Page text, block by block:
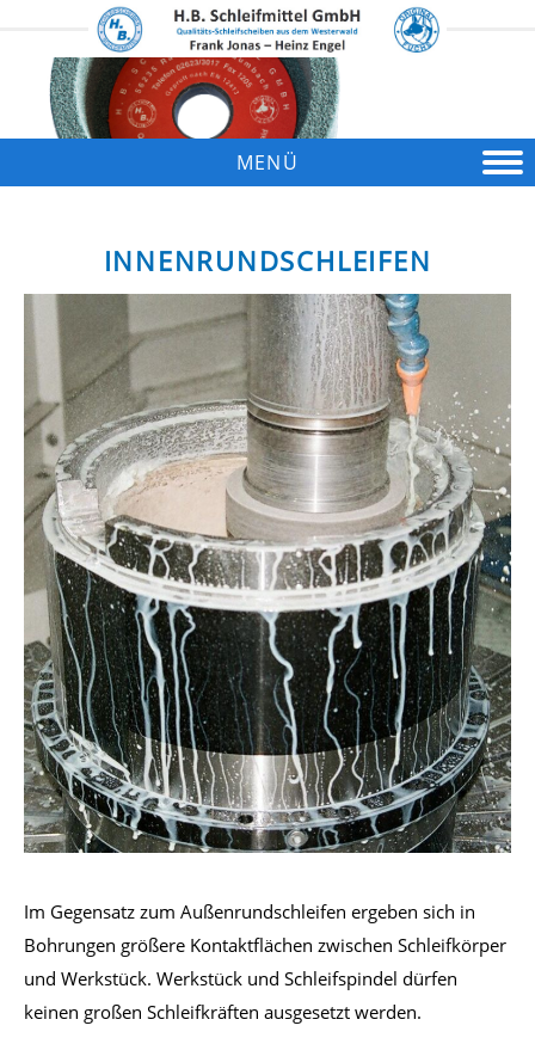
MENÜ
INNENRUNDSCHLEIFEN
Im Gegensatz zum Außenrundschleifen ergeben sich in
Bohrungen größere Kontaktflächen zwischen Schleifkörper
und Werkstück. Werkstück und Schleifspindel dürfen
keinen großen Schleifkräften ausgesetzt werden.